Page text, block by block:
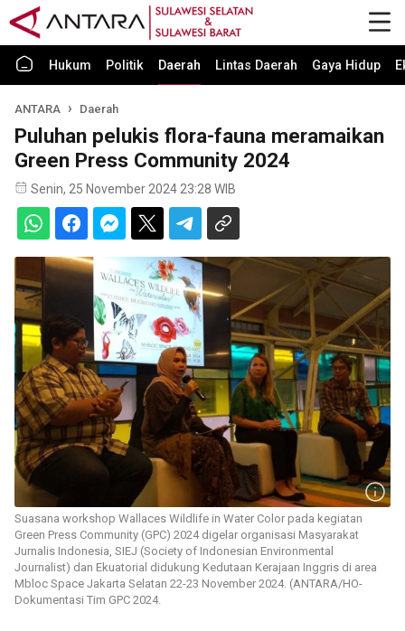
Hukum Politik Daerah Lintas Daerah Gaya Hidup
ANTARA Daerah
Puluhan pelukis flora-fauna meramaikan
Green Press Community 2024
Senin, 25 November 2024 23:28 WIB
Suasana workshop Wallaces Wildlife in Water Color pada kegiatan
Green Press Community (GPC) 2024 digelar organisasi Masyarakat
Jurnalis Indonesia, SIEJ (Society of Indonesian Environmental
Journalist) dan Ekuatorial didukung Kedutaan Kerajaan Inggris di area
Mbloc Space Jakarta Selatan 22-23 November 2024. (ANTARA/HO-
Dokumentasi Tim GPC 2024.